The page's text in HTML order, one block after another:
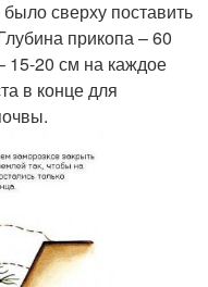
сверху поставить
прикопа – 60
15-20 см на каждое
в конце для